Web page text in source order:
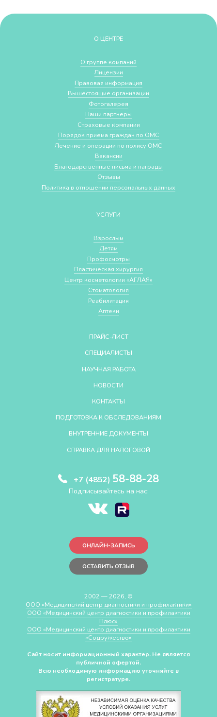
О ЦЕНТРЕ
О группе компаний
Лицензии
Правовая информация
Вышестоящие организации
Фотогалерея
Наши партнеры
Страховые компании
Порядок приема граждан по ОМС
Лечение и операции по полису ОМС
Вакансии
Благодарственные письма и награды
Отзывы
Политика в отношении персональных данных
УСЛУГИ
Взрослым
Детям
Профосмотры
Пластическая хирургия
Центр косметологии «АГЛАЯ»
Стоматология
Реабилитация
Аптеки
ПРАЙС-ЛИСТ
СПЕЦИАЛИСТЫ
НАУЧНАЯ РАБОТА
НОВОСТИ
КОНТАКТЫ
ПОДГОТОВКА К ОБСЛЕДОВАНИЯМ
ВНУТРЕННИЕ ДОКУМЕНТЫ
СПРАВКА ДЛЯ НАЛОГОВОЙ
+7 (4852) 58-88-28
Подписывайтесь на нас:
ОНЛАЙН-ЗАПИСЬ
ОСТАВИТЬ ОТЗЫВ
2002 — 2026, ©
ООО «Медицинский центр диагностики и профилактики»
ООО «Медицинский центр диагностики и профилактики
Плюс»
ООО «Медицинский центр диагностики и профилактики
«Cодружество»
Сайт носит информационный характер. Не является
публичной офертой.
Всю необходимую информацию уточняйте в
регистратуре.